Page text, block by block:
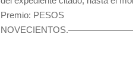
Premio: PESOS